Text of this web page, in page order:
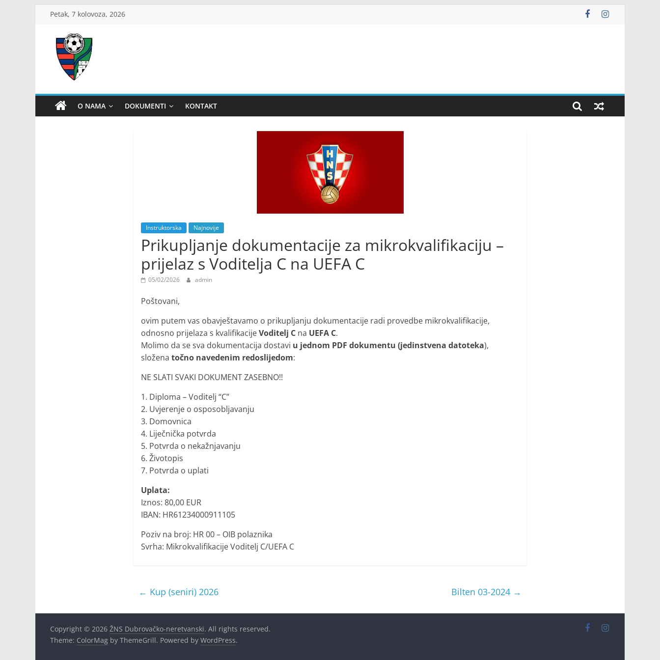
Petak, 7 kolovoza, 2026
ŽNS
Dubrovačko-
neretvanski
O NAMA DOKUMENTI KONTAKT
Instruktorska Najnovije
Prikupljanje dokumentacije za mikrokvalifikaciju –
prijelaz s Voditelja C na UEFA C
05/02/2026 admin
Poštovani,
ovim putem vas obavještavamo o prikupljanju dokumentacije radi provedbe mikrokvalifikacije,
odnosno prijelaza s kvalifikacijeVoditelj C na UEFA C.
Molimo da se sva dokumentacija dostavi u jednom PDF dokumentu (jedinstvena datoteka),
složena točno navedenim redoslijedom:
NE SLATI SVAKI DOKUMENT ZASEBNO!!
1. Diploma – Voditelj “C”
2. Uvjerenje o osposobljavanju
3. Domovnica
4. Liječnička potvrda
5. Potvrda o nekažnjavanju
6. Životopis
7. Potvrda o uplati
Uplata:
Iznos: 80,00 EUR
IBAN: HR61234000911105
Poziv na broj: HR 00 – OIB polaznika
Svrha: Mikrokvalifikacije Voditelj C/UEFA C
← Kup (seniri) 2026 Bilten 03-2024 →
Copyright © 2026 ŽNS Dubrovačko-neretvanski. All rights reserved.
Theme: ColorMag by ThemeGrill. Powered by WordPress.